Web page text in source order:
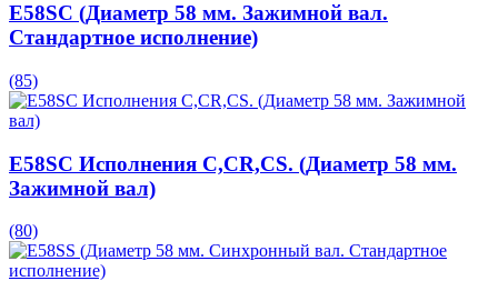
E58SC (Диаметр 58 мм. Зажимной вал.
Стандартное исполнение)
(85)
E58SC Исполнения C,CR,CS. (Диаметр 58 мм.
Зажимной вал)
(80)